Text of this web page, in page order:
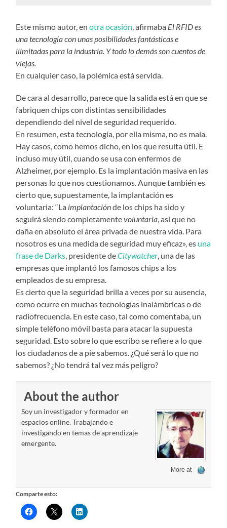
Este mismo autor, enotra ocasión, afirmaba El RFID es
una tecnología con unas posibilidades fantásticas e
ilimitadas para la industria. Y todo lo demás son cuentos de
viejas.
En cualquier caso, la polémica está servida.
De cara al desarrollo, parece que la salida está en que se
fabriquen chips con distintas sensibilidades
dependiendo del nivel de seguridad requerido.
En resumen, esta tecnología, por ella misma, no es mala.
Hay casos, como hemos dicho, en los que resulta útil. E
incluso muy útil, cuando se usa con enfermos de
Alzheimer, por ejemplo. Es la implantación masiva en las
personas lo que nos cuestionamos. Aunque también es
cierto que, supuestamente, la implantación es
voluntaria: “La implantaciónde los chips ha sido y
seguirá siendo completamentevoluntaria, así que no
daña en absoluto el área privada de nuestra vida. Para
nosotros es una medida de seguridad muy eficaz», es una
frase de Darks, presidente deCitywatcher, una de las
empresas que implantó los famosos chips a los
empleados de su empresa.
Es cierto que la seguridad brilla a veces por su ausencia,
como ocurre en muchas tecnologías inalámbricas o de
radiofrecuencia. En este caso, tal como comentaba, un
simple teléfono móvil basta para atacar la supuesta
seguridad. Esto sobre lo que escribo se refiere a lo que
los ciudadanos de a pie sabemos. ¿Qué será lo que no
sabemos? ¿No tendrá tal vez más peligro?
About the author
Soy un investigador y formador en
espacios online. Trabajando e
investigando en temas de aprendizaje
emergente.
More at
Comparte esto: